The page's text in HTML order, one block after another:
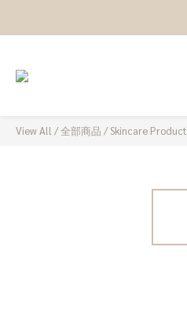
View All /全部商品 /Skincare Product